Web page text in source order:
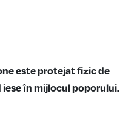
este protejat fizic de
în mijlocul poporului.